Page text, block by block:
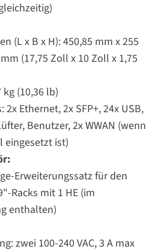
(L x B x H): 450,85 mm x 255
(17,75 Zoll x 10 Zoll x 1,75
kg (10,36 lb)
2x Ethernet, 2x SFP+, 24x USB,
Benutzer, 2x WWAN (wenn
eingesetzt ist)
Erweiterungssatz für den
Racks mit 1 HE (im
enthalten)
zwei 100-240 VAC, 3 A max